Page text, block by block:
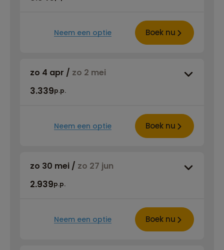
Neem een optie Boek nu
zo 4 apr / zo 2 mei
3.339p.p.
Neem een optie Boek nu
zo 30 mei / zo 27 jun
2.939p.p.
Neem een optie Boek nu